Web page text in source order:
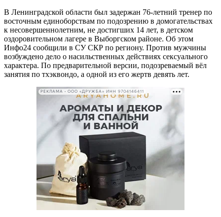
В Ленинградской области был задержан 76-летний тренер по
восточным единоборствам по подозрению в домогательствах
к несовершеннолетним, не достигших 14 лет, в детском
оздоровительном лагере в Выборгском районе. Об этом
Инфо24 сообщили в СУ СКР по региону. Против мужчины
возбуждено дело о насильственных действиях сексуального
характера. По предварительной версии, подозреваемый вёл
занятия по тхэквондо, а одной из его жертв девять лет.
РЕКЛАМА • ООО «ДРУЖБА» ИНН 9704146411